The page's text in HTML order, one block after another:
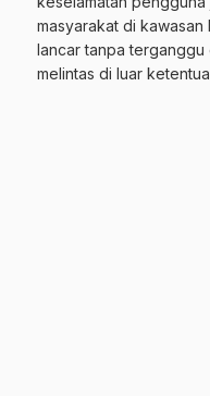
masyarakat di
lancar tanpa
melintas di luar